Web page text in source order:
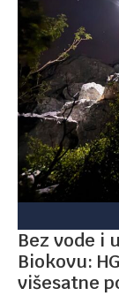
Bez vode i
Biokovu:
višesatne